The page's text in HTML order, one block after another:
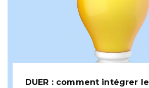
DUER : comment intégrer